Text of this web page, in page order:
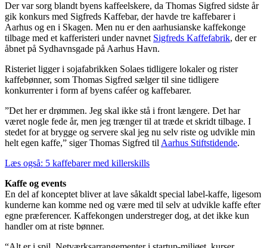
Der var sorg blandt byens kaffeelskere, da Thomas Sigfred sidste år
gik konkurs med Sigfreds Kaffebar, der havde tre kaffebarer i
Aarhus og en i Skagen. Men nu er den aarhusianske kaffekonge
tilbage med et kafferisteri under navnet Sigfreds Kaffefabrik, der er
åbnet på Sydhavnsgade på Aarhus Havn.
Risteriet ligger i sojafabrikken Solaes tidligere lokaler og rister
kaffebønner, som Thomas Sigfred sælger til sine tidligere
konkurrenter i form af byens caféer og kaffebarer.
”Det her er drømmen. Jeg skal ikke stå i front længere. Det har
været nogle fede år, men jeg trænger til at træde et skridt tilbage. I
stedet for at brygge og servere skal jeg nu selv riste og udvikle min
helt egen kaffe,” siger Thomas Sigfred tilAarhus Stiftstidende.
Læs også: 5 kaffebarer med killerskills
Kaffe og events
En del af konceptet bliver at lave såkaldt special label-kaffe, ligesom
kunderne kan komme ned og være med til selv at udvikle kaffe efter
egne præferencer. Kaffekongen understreger dog, at det ikke kun
handler om at riste bønner.